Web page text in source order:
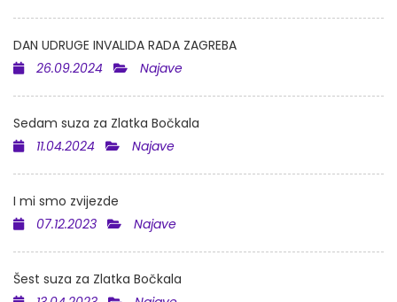
DAN UDRUGE INVALIDA RADA ZAGREBA
26.09.2024
Najave
Sedam suza za Zlatka Bočkala
11.04.2024
Najave
I mi smo zvijezde
07.12.2023
Najave
Šest suza za Zlatka Bočkala